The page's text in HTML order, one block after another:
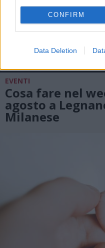
CONFIRM
Data Deletion
EVENTI
Cosa fare nel
agosto a
Milanese